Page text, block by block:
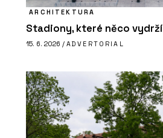
ARCHITEKTURA
Stadiony, které něco vydrží
15. 6. 2026 / ADVERTORIAL